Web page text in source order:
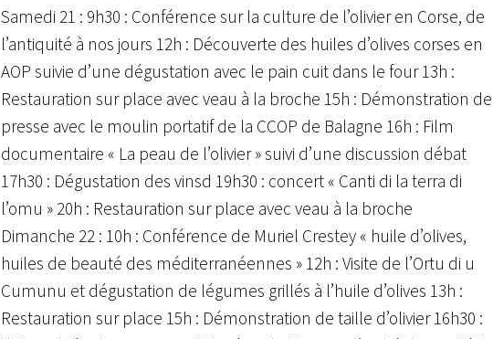
Samedi 21 : 9h30 : Conférence sur la culture de l’olivier en Corse, de
l’antiquité à nos jours 12h : Découverte des huiles d’olives corses en
AOP suivie d’une dégustation avec le pain cuit dans le four 13h :
Restauration sur place avec veau à la broche 15h : Démonstration de
presse avec le moulin portatif de la CCOP de Balagne 16h : Film
documentaire « La peau de l’olivier » suivi d’une discussion débat
17h30 : Dégustation des vinsd 19h30 : concert « Canti di la terra di
l’omu » 20h : Restauration sur place avec veau à la broche
Dimanche 22 : 10h : Conférence de Muriel Crestey « huile d’olives,
huiles de beauté des méditerranéennes » 12h : Visite de l’Ortu di u
Cumunu et dégustation de légumes grillés à l’huile d’olives 13h :
Restauration sur place 15h : Démonstration de taille d’olivier 16h30 :